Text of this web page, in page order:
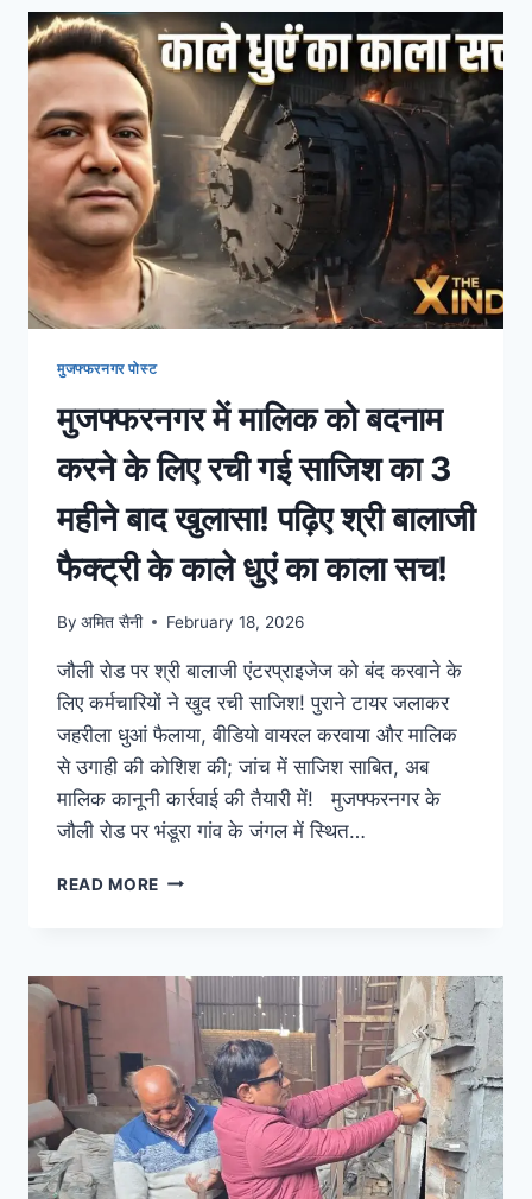
मुजफ्फरनगर पोस्ट
मुजफ्फरनगर में मालिक को बदनाम
करने के लिए रची गई साजिश का 3
महीने बाद खुलासा! पढ़िए श्री बालाजी
फैक्ट्री के काले धुएं का काला सच!
By अमित सैनी February 18, 2026
जौली रोड पर श्री बालाजी एंटरप्राइजेज को बंद करवाने के
लिए कर्मचारियों ने खुद रची साजिश! पुराने टायर जलाकर
जहरीला धुआं फैलाया, वीडियो वायरल करवाया और मालिक
से उगाही की कोशिश की; जांच में साजिश साबित, अब
मालिक कानूनी कार्रवाई की तैयारी में! मुजफ्फरनगर के
जौली रोड पर भंडूरा गांव के जंगल में स्थित…
READ MORE